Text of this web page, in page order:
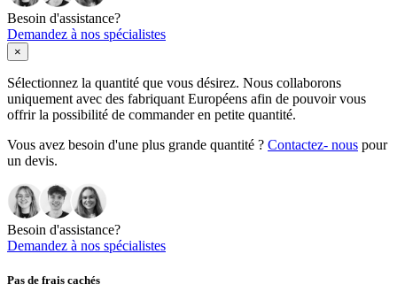
Besoin d'assistance?
Demandez à nos spécialistes
×
Sélectionnez la quantité que vous désirez. Nous collaborons
uniquement avec des fabriquant Européens afin de pouvoir vous
offrir la possibilité de commander en petite quantité.
Vous avez besoin d'une plus grande quantité ? Contactez- nous pour
un devis.
Besoin d'assistance?
Demandez à nos spécialistes
Pas de frais cachés